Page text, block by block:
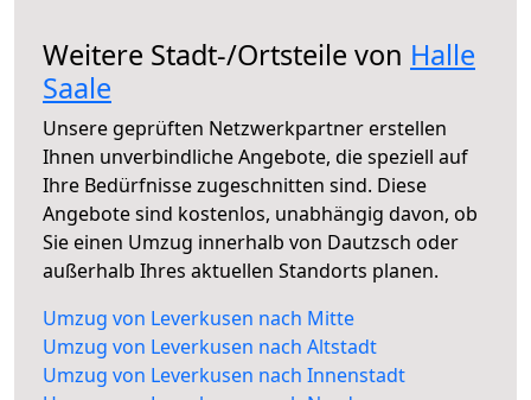
Weitere Stadt-/Ortsteile von Halle
Saale
Unsere geprüften Netzwerkpartner erstellen
Ihnen unverbindliche Angebote, die speziell auf
Ihre Bedürfnisse zugeschnitten sind. Diese
Angebote sind kostenlos, unabhängig davon, ob
Sie einen Umzug innerhalb von Dautzsch oder
außerhalb Ihres aktuellen Standorts planen.
Umzug von Leverkusen nach Mitte
Umzug von Leverkusen nach Altstadt
Umzug von Leverkusen nach Innenstadt